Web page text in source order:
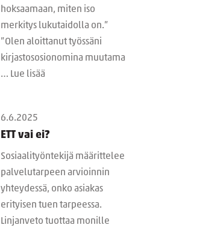
hoksaamaan, miten iso
merkitys lukutaidolla on.”
”Olen aloittanut työssäni
kirjastososionomina muutama
… Lue lisää
6.6.2025
ETT vai ei?
Sosiaalityöntekijä määrittelee
palvelutarpeen arvioinnin
yhteydessä, onko asiakas
erityisen tuen tarpeessa.
Linjanveto tuottaa monille